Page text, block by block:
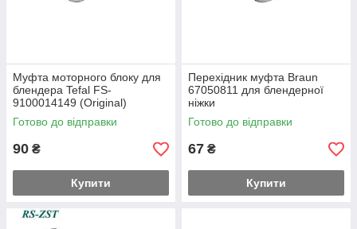
Муфта моторного блоку для
блендера Tefal FS-
9100014149 (Original)
Готово до відправки
90 ₴
Купити
Перехідник муфта Braun
67050811 для блендерної
ніжки
Готово до відправки
67 ₴
Купити